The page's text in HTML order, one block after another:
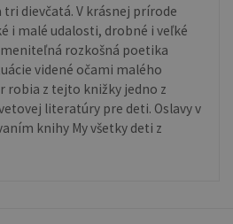
dievčatá. V krásnej prírode
i malé udalosti, drobné i veľké
rozkošná poetika
videné očami malého
robia z tejto knižky jedno z
literatúry pre deti. Oslavy v
knihy My všetky deti z